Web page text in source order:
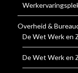
Overheid &
De Wet Werk en
De Wet Werk en